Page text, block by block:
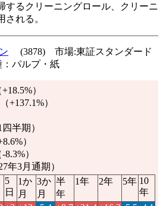
するクリーニングロール、クリーニ
される。
(3878) 市場:東証スタンダード
パルプ・紙
+18.5%）
+137.1%）
半期）
）
-8.3%）
年3月通期）
5
日
1か
月
3か
月
半
年
1年 2年 5年 10
年